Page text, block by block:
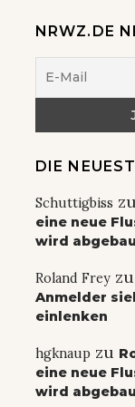
NRWZ.DE
DIE
Schuttigbiss zu
eine neue
wird
Roland Frey zu
Anmelder
einlenken
hgknaup zu
eine neue
wird